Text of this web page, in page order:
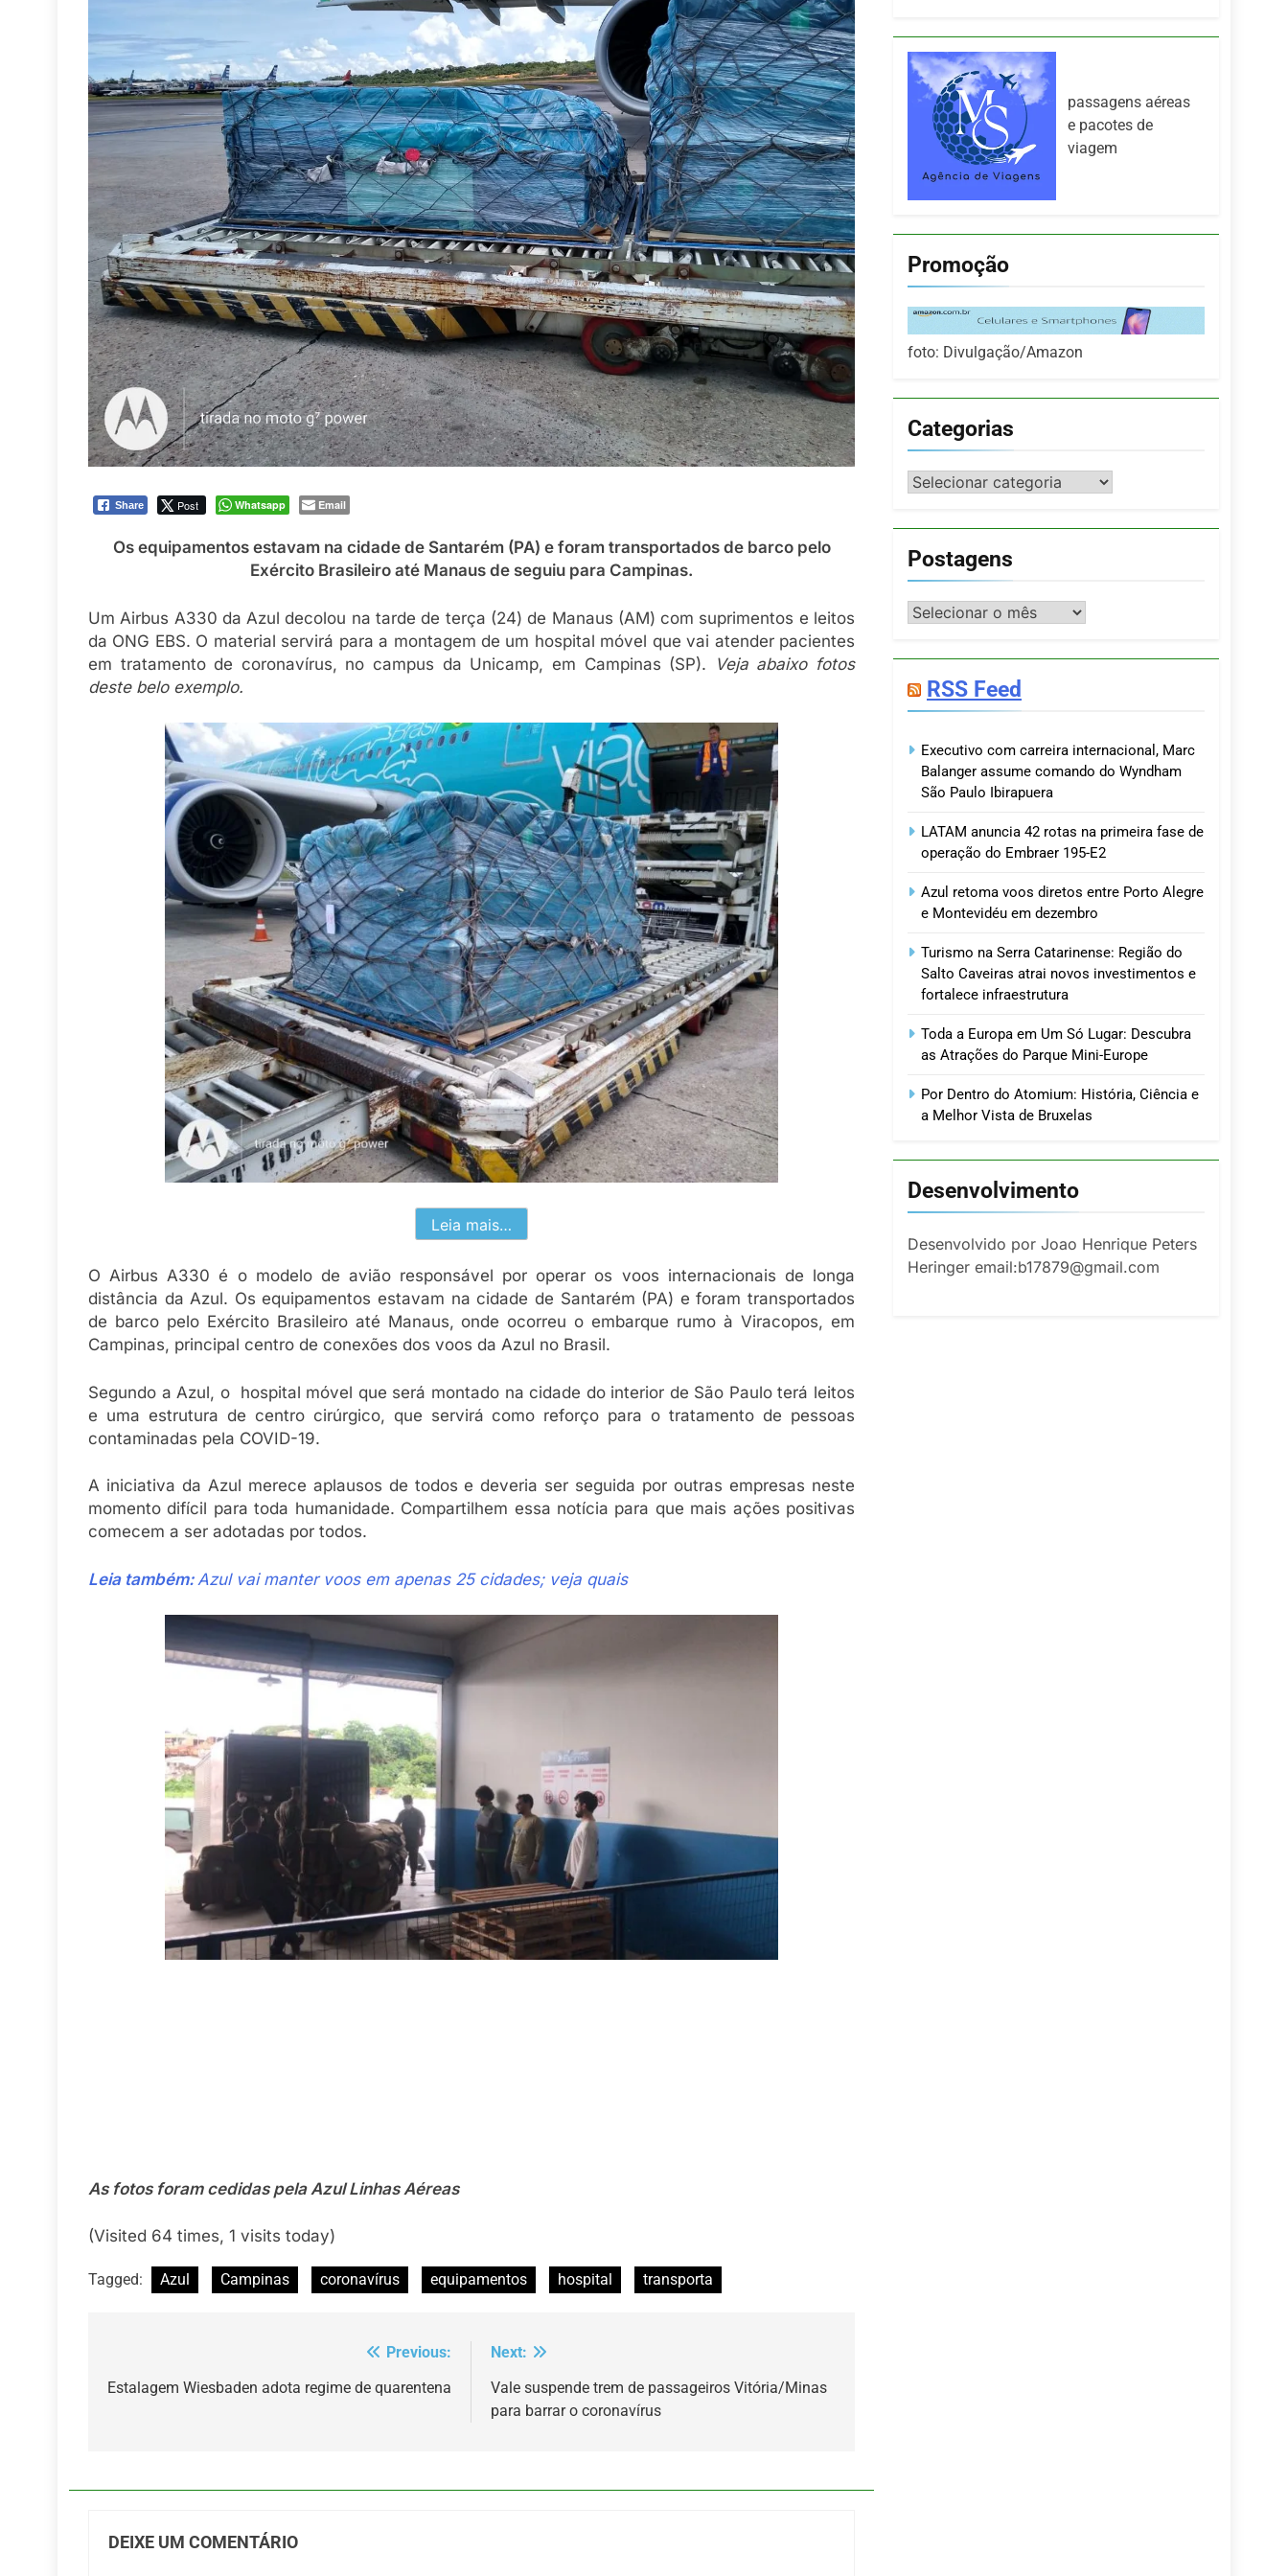
Share Post Whatsapp Email
Os equipamentos estavam na cidade de Santarém (PA) e foram transportados de barco pelo
Exército Brasileiro até Manaus de seguiu para Campinas.
Um Airbus A330 da Azul decolou na tarde de terça (24) de Manaus (AM) com suprimentos e leitos
da ONG EBS. O material servirá para a montagem de um hospital móvel que vai atender pacientes
em tratamento de coronavírus, no campus da Unicamp, em Campinas (SP).
Veja abaixo fotos
deste belo exemplo.
Leia mais…
O Airbus A330 é o modelo de avião responsável por operar os voos internacionais de longa
distância da Azul. Os equipamentos estavam na cidade de Santarém (PA) e foram transportados
de barco pelo Exército Brasileiro até Manaus, onde ocorreu o embarque rumo à Viracopos, em
Campinas, principal centro de conexões dos voos da Azul no Brasil.
Segundo a Azul, o hospital móvel que será montado na cidade do interior de São Paulo terá leitos
e uma estrutura de centro cirúrgico, que servirá como reforço para o tratamento de pessoas
contaminadas pela COVID-19.
A iniciativa da Azul merece aplausos de todos e deveria ser seguida por outras empresas neste
momento difícil para toda humanidade. Compartilhem essa notícia para que mais ações positivas
comecem a ser adotadas por todos.
Leia também: Azul vai manter voos em apenas 25 cidades; veja quais
As fotos foram cedidas pela Azul Linhas Aéreas
(Visited 64 times, 1 visits today)
Tagged: Azul Campinas coronavírus equipamentos hospital transporta
de
Previous:
Estalagem Wiesbaden adota regime de quarentena
Next:
Vale suspende trem de passageiros Vitória/Minas
para barrar o coronavírus
DEIXE UM COMENTÁRIO
passagens aéreas
e pacotes de
viagem
Promoção
foto: Divulgação/Amazon
Categorias
Categorias
Postagens
Postagens
RSS Feed
Executivo com carreira internacional, Marc
Balanger assume comando do Wyndham
São Paulo Ibirapuera
LATAM anuncia 42 rotas na primeira fase de
operação do Embraer 195-E2
Azul retoma voos diretos entre Porto Alegre
e Montevidéu em dezembro
Turismo na Serra Catarinense: Região do
Salto Caveiras atrai novos investimentos e
fortalece infraestrutura
Toda a Europa em Um Só Lugar: Descubra
as Atrações do Parque Mini-Europe
Por Dentro do Atomium: História, Ciência e
a Melhor Vista de Bruxelas
Desenvolvimento
Desenvolvido por Joao Henrique Peters
Heringer email:b17879@gmail.com